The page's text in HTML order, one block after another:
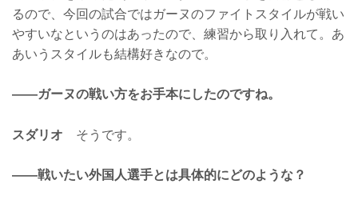
るので、今回の試合ではガーヌのファイトスタイルが戦い
やすいなというのはあったので、練習から取り入れて。あ
あいうスタイルも結構好きなので。
——ガーヌの戦い方をお手本にしたのですね。
スダリオ そうです。
——戦いたい外国人選手とは具体的にどのような？